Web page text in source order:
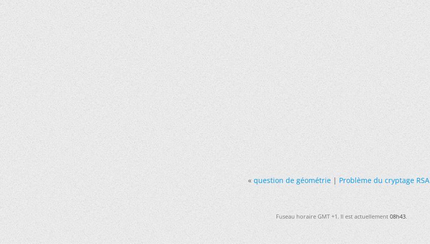
« question de géométrie|Problème du cryptage RSA
Fuseau horaire GMT +1. Il est actuellement08h43.